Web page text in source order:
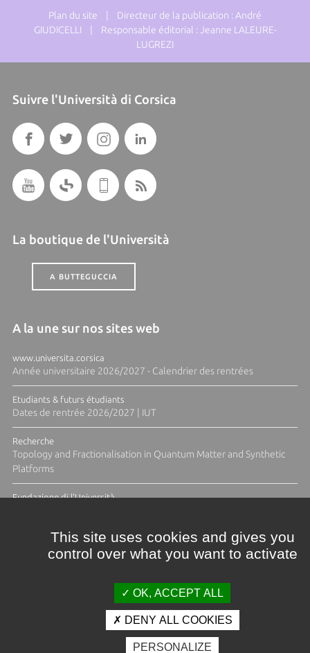
Plan du site | Directeur de la publication : André
GIUDICELLI | Responsable éditorial : Jeanne LALEURE-
LUGREZI
Suivre l'Università di Corsica
La boutique de l'Università
A BUTTEGUCCIA
A la une sur nos sites web
www.universita.corsica
Année universitaire 2026/2027 - Calendrier des rentrées
Etudiants & futurs étudiants
Dates de rentrée 2026/2027 | IUT
Recherche
Topology and Fractionalisation in Quantum Matter and Synthetic
Platforms
Fundazione di l'Università
Crédits et mentions légales
This site uses cookies and gives you
control over what you want to activate
OK, ACCEPT ALL
DENY ALL COOKIES
PERSONALIZE